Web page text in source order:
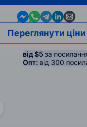
Contact us in
Contact us in
Contact us
Contact
Переглянути ціни
від $5 за
Опт: від 300